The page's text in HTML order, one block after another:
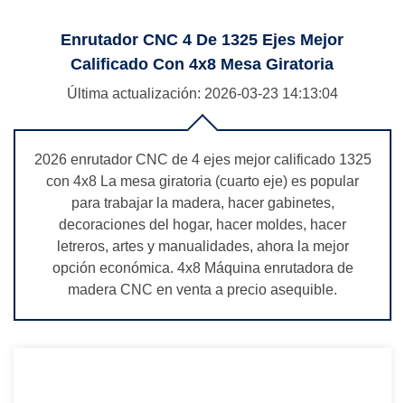
Enrutador CNC 4 De 1325 Ejes Mejor
Calificado Con 4x8 Mesa Giratoria
Última actualización: 2026-03-23 14:13:04
2026 enrutador CNC de 4 ejes mejor calificado 1325
con 4x8 La mesa giratoria (cuarto eje) es popular
para trabajar la madera, hacer gabinetes,
decoraciones del hogar, hacer moldes, hacer
letreros, artes y manualidades, ahora la mejor
opción económica. 4x8 Máquina enrutadora de
madera CNC en venta a precio asequible.